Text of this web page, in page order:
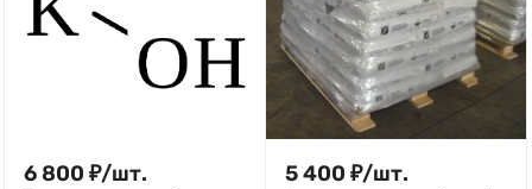
6 800 ₽/шт. 5 400 ₽/шт.